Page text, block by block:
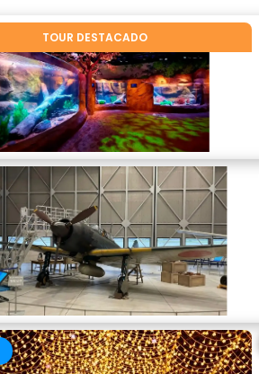
TOUR DESTACADO